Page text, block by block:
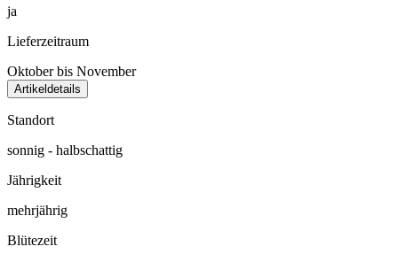
ja
Lieferzeitraum
Oktober bis November
Artikeldetails
Standort
sonnig - halbschattig
Jährigkeit
mehrjährig
Blütezeit